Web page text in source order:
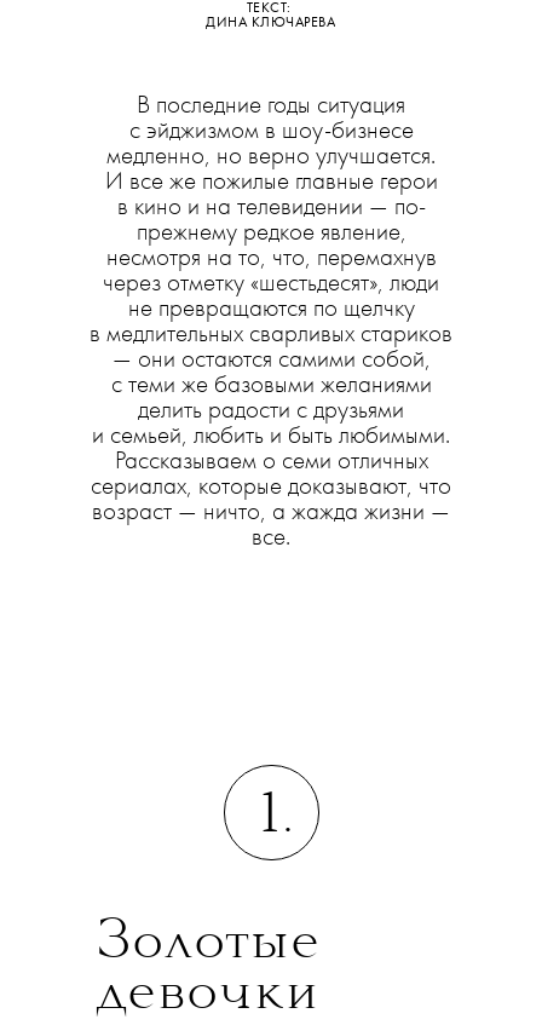
ТЕКСТ:
ДИНА КЛЮЧАРЕВА
В последние годы ситуация
с эйджизмом в шоу-бизнесе
медленно, но верно улучшается.
И все же пожилые главные герои
в кино и на телевидении — по-
прежнему редкое явление,
несмотря на то, что, перемахнув
через отметку «шестьдесят», люди
не превращаются по щелчку
в медлительных сварливых стариков
— они остаются самими собой,
с теми же базовыми желаниями
делить радости с друзьями
и семьей, любить и быть любимыми.
Рассказываем о семи отличных
сериалах, которые доказывают, что
возраст — ничто, а жажда жизни —
все.
1.
Золотые
девочки